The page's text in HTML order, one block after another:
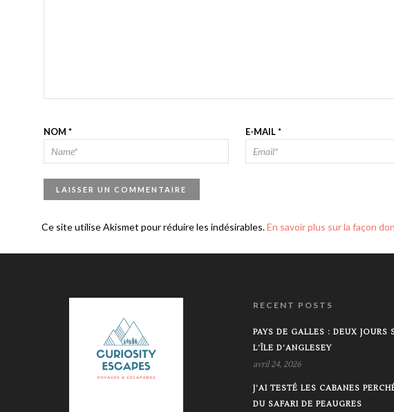
NOM * E-MAIL*
Ce site utilise Akismet pour réduire les indésirables.En savoir plus sur la façon
RECENT POSTS
PAYS DE GALLES : DEUX JOURS
L’ÎLE D’ANGLESEY
avril 24, 2026
J’AI TESTÉ LES CABANES
DU SAFARI DE PEAUGRES